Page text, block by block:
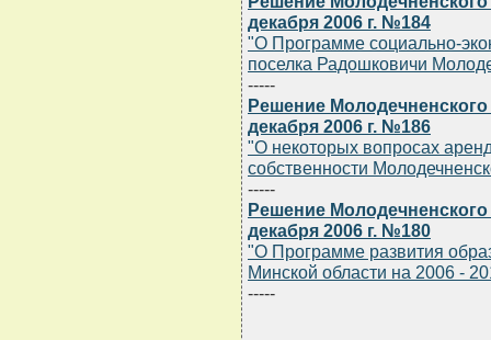
декабря 2006 г. №184
"О Программе социально-
поселка Радошковичи
-----
Решение Молодечненского
декабря 2006 г. №186
"О некоторых вопросах
собственности
-----
Решение Молодечненского
декабря 2006 г. №180
"О Программе развития
Минской области на 2006 -
-----